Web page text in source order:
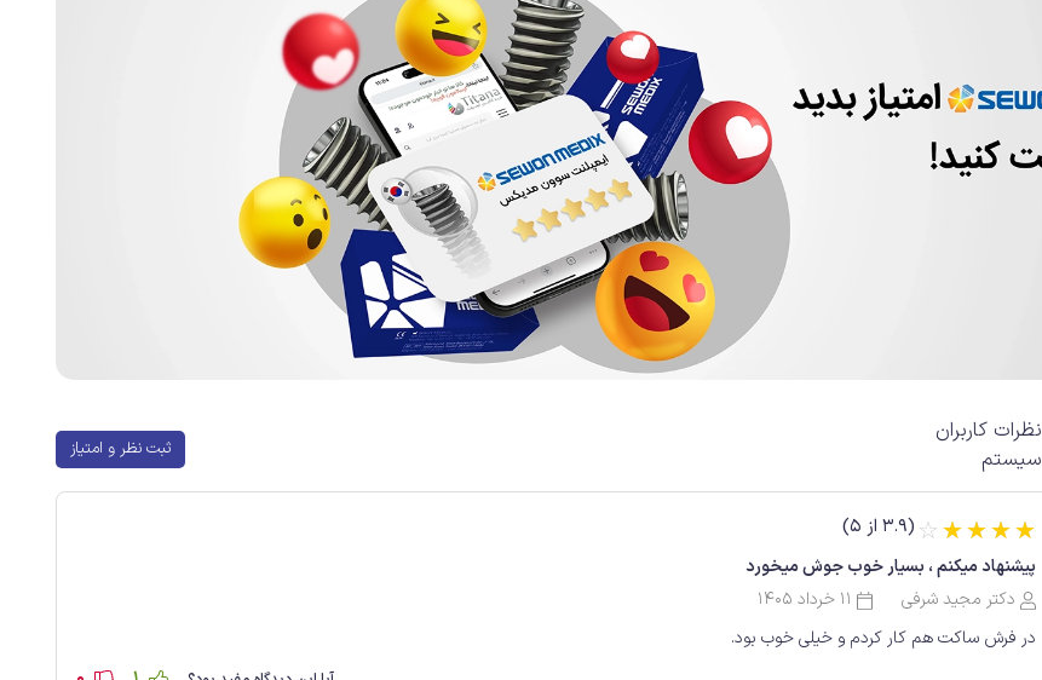
نظرات کاربران
سیستم
ثبت نظر و امتیاز
(3.9 از 5) ☆☆☆☆☆
پیشنهاد میکنم ، بسیار خوب جوش میخورد
دکتر مجید شرفی
11 خرداد 1405
در فرش ساکت هم کار کردم و خیلی خوب بود.